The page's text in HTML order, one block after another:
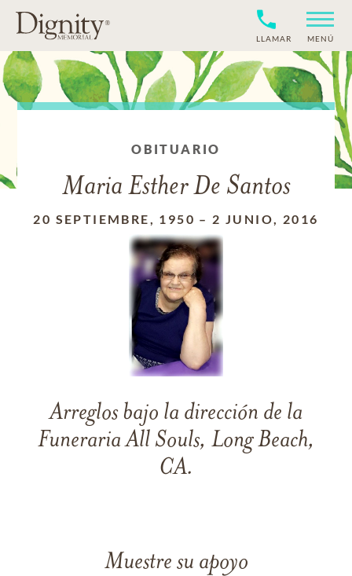
LLAMAR MENÚ
OBITUARIO
Maria Esther De Santos
20 SEPTIEMBRE, 1950 – 2 JUNIO, 2016
Arreglos bajo la dirección de la
Funeraria All Souls, Long Beach,
CA.
Muestre su apoyo